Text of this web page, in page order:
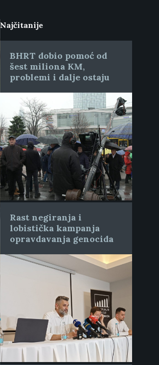
Najčitanije
BHRT dobio pomoć od
šest miliona KM,
problemi i dalje ostaju
Rast negiranja i
lobistička kampanja
opravdavanja genocida